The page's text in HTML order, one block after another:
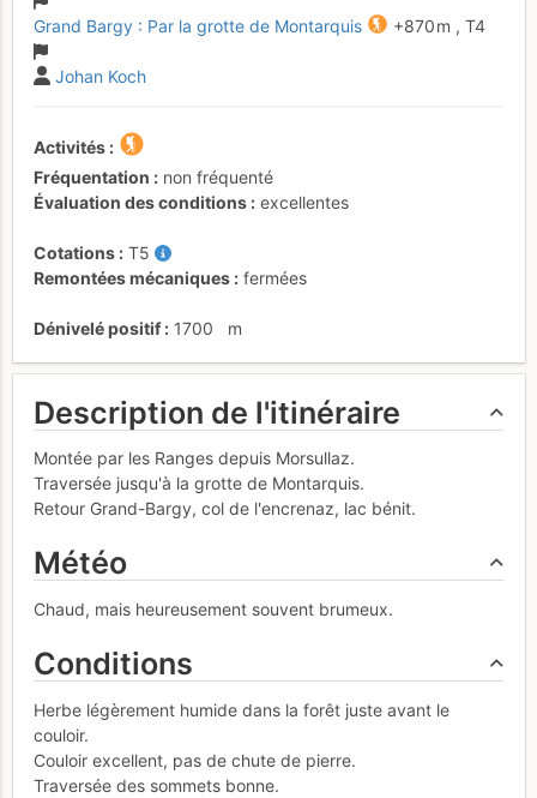
Grand Bargy : Par la grotte de Montarquis +870 m , T4
Johan Koch
Activités
Fréquentation
non fréquenté
Évaluation des conditions
excellentes
Cotations
T5
Remontées mécaniques
fermées
Dénivelé positif 1700 m
Description de l'itinéraire
Montée par les Ranges depuis Morsullaz.
Traversée jusqu'à la grotte de Montarquis.
Retour Grand-Bargy, col de l'encrenaz, lac bénit.
Météo
Chaud, mais heureusement souvent brumeux.
Conditions
Herbe légèrement humide dans la forêt juste avant le
couloir.
Couloir excellent, pas de chute de pierre.
Traversée des sommets bonne.